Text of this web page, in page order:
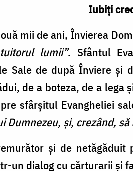
Iubiți
mii de ani, Învierea
lumii”. Sfântul
Sale de după Înviere și
de a boteza, de a
sfârșitul Evangheliei
Dumnezeu, și, crezând,
și de
un dialog cu cărturarii și